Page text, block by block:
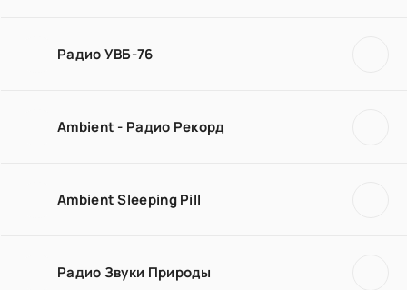
Радио УВБ-76
Ambient - Радио Рекорд
Ambient Sleeping Pill
Радио Звуки Природы